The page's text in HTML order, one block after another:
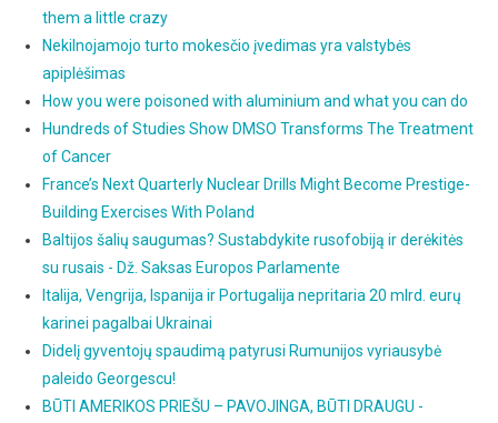
them a little crazy
Nekilnojamojo turto mokesčio įvedimas yra valstybės
apiplėšimas
How you were poisoned with aluminium and what you can do
Hundreds of Studies Show DMSO Transforms The Treatment
of Cancer
France’s Next Quarterly Nuclear Drills Might Become Prestige-
Building Exercises With Poland
Baltijos šalių saugumas? Sustabdykite rusofobiją ir derėkitės
su rusais - Dž. Saksas Europos Parlamente
Italija, Vengrija, Ispanija ir Portugalija nepritaria 20 mlrd. eurų
karinei pagalbai Ukrainai
Didelį gyventojų spaudimą patyrusi Rumunijos vyriausybė
paleido Georgescu!
BŪTI AMERIKOS PRIEŠU – PAVOJINGA, BŪTI DRAUGU -